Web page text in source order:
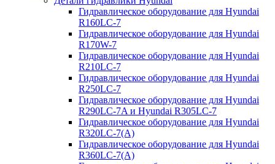
Гидравлическое оборудование для Hyundai
R160LC-7
Гидравлическое оборудование для Hyundai
R170W-7
Гидравлическое оборудование для Hyundai
R210LC-7
Гидравлическое оборудование для Hyundai
R250LC-7
Гидравлическое оборудование для Hyundai
R290LC-7A и Hyundai R305LC-7
Гидравлическое оборудование для Hyundai
R320LC-7(A)
Гидравлическое оборудование для Hyundai
R360LC-7(A)